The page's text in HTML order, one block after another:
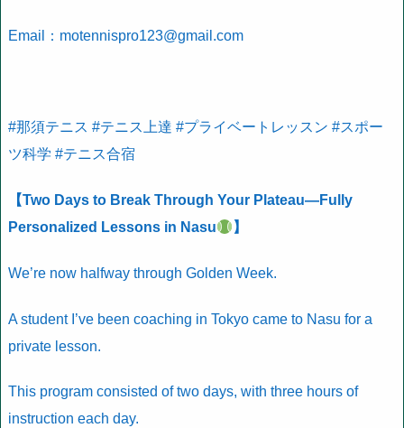
Email：motennispro123@gmail.com
#那須テニス #テニス上達 #プライベートレッスン #スポー
ツ科学 #テニス合宿
【Two Days to Break Through Your Plateau—Fully
Personalized Lessons in Nasu
】
We’re now halfway through Golden Week.
A student I’ve been coaching in Tokyo came to Nasu for a
private lesson.
This program consisted of two days, with three hours of
instruction each day.